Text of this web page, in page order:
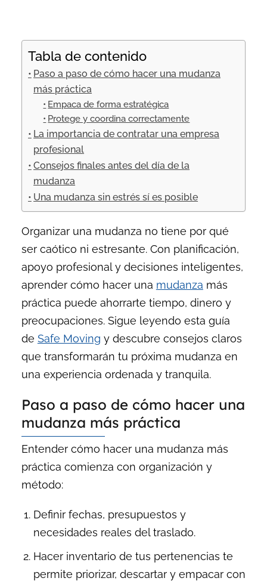
Tabla de contenido
Paso a paso de cómo hacer una mudanza
más práctica
Empaca de forma estratégica
Protege y coordina correctamente
La importancia de contratar una empresa
profesional
Consejos finales antes del día de la
mudanza
Una mudanza sin estrés sí es posible
Organizar una mudanza no tiene por qué
ser caótico ni estresante. Con planificación,
apoyo profesional y decisiones inteligentes,
aprender cómo hacer una mudanza más
práctica puede ahorrarte tiempo, dinero y
preocupaciones. Sigue leyendo esta guía
de Safe Moving y descubre consejos claros
que transformarán tu próxima mudanza en
una experiencia ordenada y tranquila.
Paso a paso de cómo hacer una
mudanza más práctica
Entender cómo hacer una mudanza más
práctica comienza con organización y
método:
Definir fechas, presupuestos y
necesidades reales del traslado.
Hacer inventario de tus pertenencias te
permite priorizar, descartar y empacar con